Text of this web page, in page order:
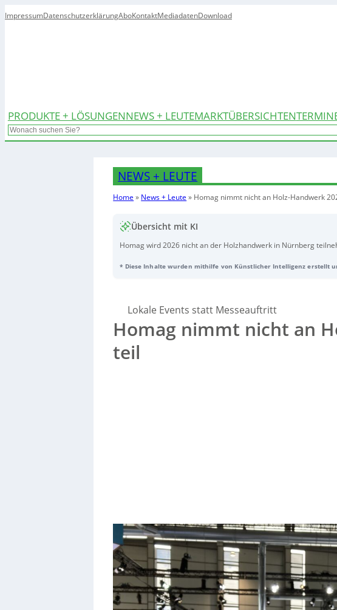
ImpressumDatenschutzerklärungAboKontaktMediadatenDownload
PRODUKTE + LÖSUNGENNEWS + LEUTEMARKTÜBERSICHTEN
Search
NEWS + LEUTE
Home » News + Leute » Homag nimmt nicht an Holz-Handwerk
Übersicht mit KI
Homag wird 2026 nicht an der Holzhandwerk in Nürnberg
Vorstandsvorsitzende Dr. Daniel Schmidt mit der angespannten
* Diese Inhalte wurden mithilfe von Künstlicher Intelligenz erstellt
Lokale Events statt Messeauftritt
Homag nimmt nicht an
teil